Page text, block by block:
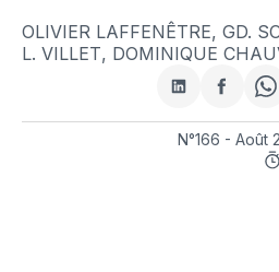
OLIVIER LAFFENÊTRE, GD.
L. VILLET, DOMINIQUE
Partager
sur
LinkedIn
sur
N°166 - Août